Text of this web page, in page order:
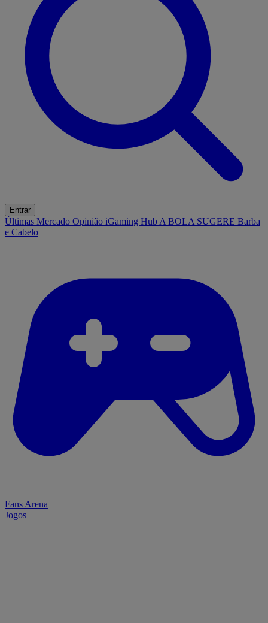
Entrar
Últimas Mercado Opinião iGaming Hub A BOLA SUGERE Barba
e Cabelo
Fans Arena
Jogos